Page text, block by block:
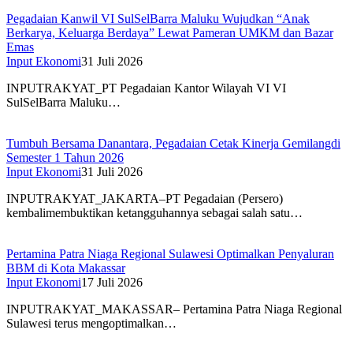
Pegadaian Kanwil VI SulSelBarra Maluku Wujudkan “Anak
Berkarya, Keluarga Berdaya” Lewat Pameran UMKM dan Bazar
Emas
Input Ekonomi31 Juli 2026
INPUTRAKYAT_PT Pegadaian Kantor Wilayah VI VI
SulSelBarra Maluku…
Tumbuh Bersama Danantara, Pegadaian Cetak Kinerja Gemilangdi
Semester 1 Tahun 2026
Input Ekonomi31 Juli 2026
INPUTRAKYAT_JAKARTA–PT Pegadaian (Persero)
kembalimembuktikan ketangguhannya sebagai salah satu…
Pertamina Patra Niaga Regional Sulawesi Optimalkan Penyaluran
BBM di Kota Makassar
Input Ekonomi17 Juli 2026
INPUTRAKYAT_MAKASSAR– Pertamina Patra Niaga Regional
Sulawesi terus mengoptimalkan…